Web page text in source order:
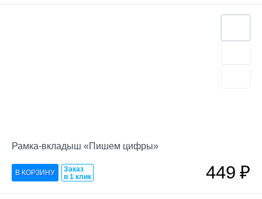
Рамка-вкладыш «Пишем цифры»
Заказ
в 1 клик
449₽